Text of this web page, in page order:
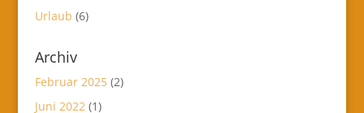
Urlaub (6)
Archiv
Februar 2025 (2)
Juni 2022(1)